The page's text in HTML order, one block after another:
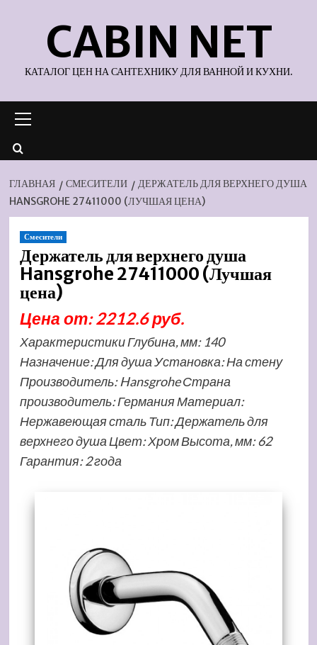
содержимомуCABIN NET
КАТАЛОГ ЦЕН НА САНТЕХНИКУ ДЛЯ ВАННОЙ И КУХНИ.
меню
ГЛАВНАЯ СМЕСИТЕЛИ
ДЕРЖАТЕЛЬ ДЛЯ ВЕРХНЕГО ДУША
HANSGROHE 27411000 (ЛУЧШАЯ ЦЕНА)
Смесители
Держатель для верхнего душа
Hansgrohe 27411000 (Лучшая
цена)
Цена от: 2212.6 руб.
Характеристики Глубина, мм: 140
Назначение: Для душа Установка: На стену
Производитель: Hansgrohe Страна
производитель: Германия Материал:
Нержавеющая сталь Тип: Держатель для
верхнего душа Цвет: Хром Высота, мм: 62
Гарантия: 2 года